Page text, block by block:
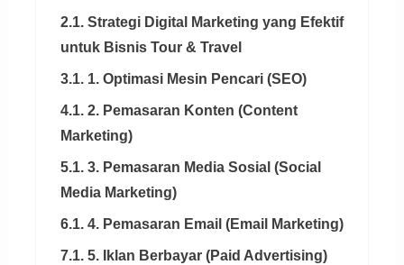
2.1. Strategi Digital Marketing yang Efektif
untuk Bisnis Tour & Travel
3.1. 1. Optimasi Mesin Pencari (SEO)
4.1. 2. Pemasaran Konten (Content
Marketing)
5.1. 3. Pemasaran Media Sosial (Social
Media Marketing)
6.1. 4. Pemasaran Email (Email Marketing)
7.1. 5. Iklan Berbayar (Paid Advertising)